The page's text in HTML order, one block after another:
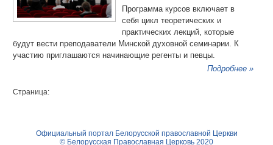
Программа курсов включает в
себя цикл теоретических и
практических лекций, которые
будут вести преподаватели Минской духовной семинарии. К
участию приглашаются начинающие регенты и певцы.
Подробнее »
Страница:
Официальный портал Белорусской православной Церкви
© Белорусская Православная Церковь 2020